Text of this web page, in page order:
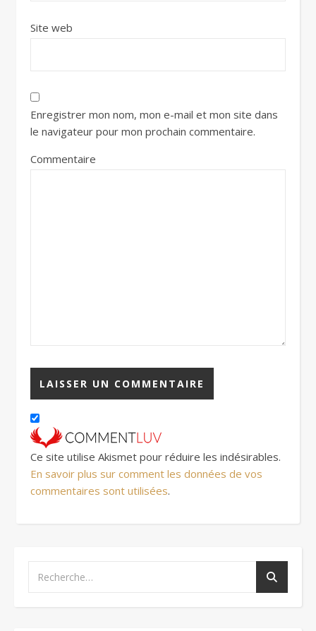
Site web
Enregistrer mon nom, mon e-mail et mon site dans
le navigateur pour mon prochain commentaire.
Commentaire
Ce site utilise Akismet pour réduire les indésirables.
En savoir plus sur comment les données de vos
commentaires sont utilisées.